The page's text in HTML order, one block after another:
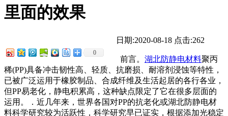
里面的效果
日期:2020-08-18 点击:262
0
前言。 湖北防静电材料聚丙
稀(PP)具备冲击韧性高、轻质、抗磨损、耐溶剂浸蚀等特性，
已被广泛运用于橡胶制品、合成纤维及生活起居的各行各业，
但PP易老化，静电积累高，这种缺点限定了它在很多层面的
运用。．近几年来，世界各国对PP的抗老化或湖北防静电材
料科学研究较为活跃性，科学研究早已证实，根据添加光稳定